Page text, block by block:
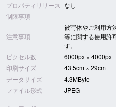
プロパティリリース なし
制限事項
注意事項
被写体やご利用方
等に関する使用許
す。
ピクセル数
6000px × 4000px
印刷サイズ
43.5cm × 29cm
データサイズ
4.3MByte
ファイル形式
JPEG